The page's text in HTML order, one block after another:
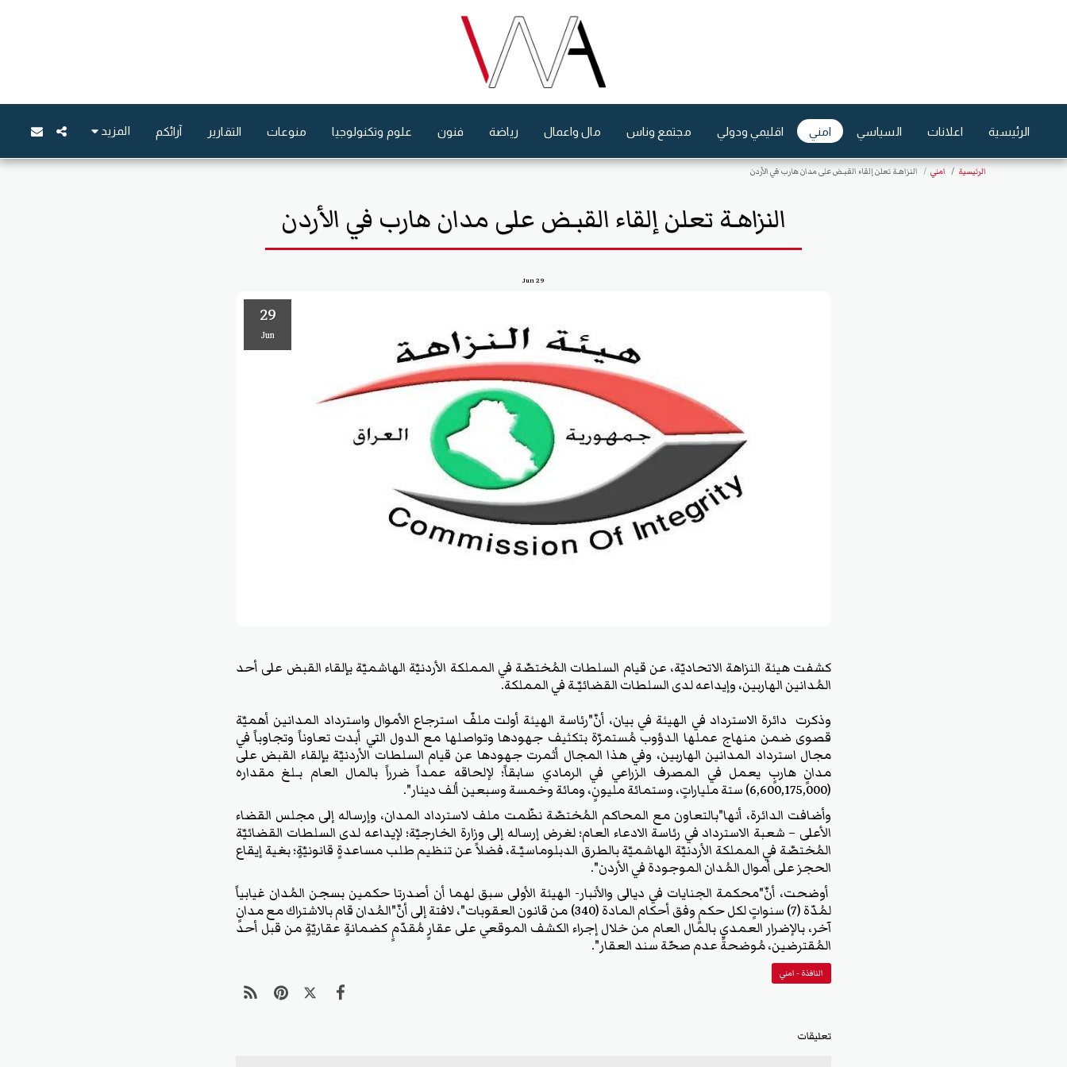
الرئيسية اعلانات السياسي امني اقليمي ودولي مجتمع وناس مال واعمال رياضة فنون علوم وتكنولوجيا منوعات التقارير آرائكم المزيد
الرئيسية امني النزاهـة تعلن إلقاء القبـض على مدان هارب في الأردن
النزاهـة تعلن إلقاء القبـض على مدان هارب في الأردن
29
Jun
29
Jun
كشفت هيئة النزاهة الاتحاديَّة، عن قيام السلطات المُختصَّة في المملكة الأردنيَّة الهاشميَّة بإلقاء القبض على أحد
المُدانين الهاربين، وإيداعه لدى السلطات القضائيَّـة في المملكة.
وذكرت دائرة الاسترداد في الهيئة في بيان، أنَّ"رئاسة الهيئة أولت ملفَّ استرجاع الأموال واسترداد المدانين أهميَّة
قصوى ضمن منهاج عملها الدؤوب مُستمرَّة بتكثيف جهودها وتواصلها مع الدول التي أبدت تعاوناً وتجاوباً في
مجال استرداد المدانين الهاربين، وفي هذا المجال أثمرت جهودها عن قيام السلطات الأردنيَّة بإلقاء القبض على
مدانٍ هاربٍ يعمل في المصرف الزراعي في الرمادي سابقاً؛ لإلحاقه عمداً ضرراً بالمال العام بـلغ مقداره
(6,600,175,000) ستة ملياراتٍ، وستمائة مليونٍ، ومائة وخمسة وسبعين ألف دينار".
وأضافت الدائرة، أنها"بالتعاون مع المحاكم المُختصَّة نظَّمت ملف لاسترداد المدان، وإرساله إلى مجلس القضاء
الأعلى – شعبة الاسترداد في رئاسة الادعاء العام؛ لغرض إرساله إلى وزارة الخارجيَّة؛ لإيداعه لدى السلطات القضائيَّة
المُختصَّة في المملكة الأردنيَّة الهاشميَّة بالطرق الدبلوماسيَّـة، فضلاً عن تنظيم طلب مساعدةٍ قانونيَّةٍ؛ بغية إيقاع
الحجز على أموال المُدان الموجودة في الأردن".
أوضحت، أنَّ"محكمة الجنايات في ديالى والأنبار- الهيئة الأولى سبق لهما أن أصدرتا حكمين بسجن المُدان غيابياً
لمُدَّة (7) سنواتٍ لكل حكمٍ وفق أحكام المادة (340) من قانون العقوبات"، لافتة إلى أنَّ"المُدان قام بالاشتراك مع مدانٍ
آخر، بالإضرار العمدي بالمال العام من خلال إجراء الكشف الموقعي على عقارٍ مُقدَّمٍ كضمانةٍ عقاريَّةٍ من قبل أحد
المُقترضين، مُوضحةً عدم صحَّة سند العقار".
النافذة - امني
تعليقات